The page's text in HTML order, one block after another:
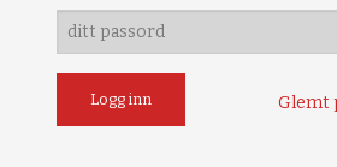
Glemt